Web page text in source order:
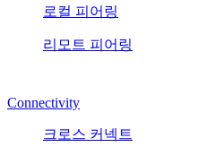
로컬 피어링
리모트 피어링
Connectivity
크로스 커넥트